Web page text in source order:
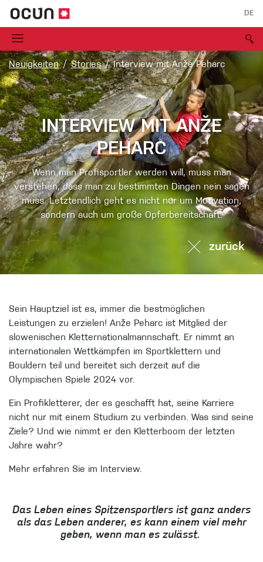
DE
Neuigkeiten Stories Interview mit Anže Peharc
INTERVIEW MIT ANŽE
PEHARC
Wenn man Profisportler werden will, muss man
verstehen, dass man zu bestimmten Dingen nein sagen
muss. Letztendlich geht es nicht nur um Motivation,
sondern auch um große Opferbereitschaft.
zurück
Sein Hauptziel ist es, immer die bestmöglichen
Leistungen zu erzielen! Anže Peharc ist Mitglied der
slowenischen Kletternationalmannschaft. Er nimmt an
internationalen Wettkämpfen im Sportklettern und
Bouldern teil und bereitet sich derzeit auf die
Olympischen Spiele 2024 vor.
Ein Profikletterer, der es geschafft hat, seine Karriere
nicht nur mit einem Studium zu verbinden. Was sind seine
Ziele? Und wie nimmt er den Kletterboom der letzten
Jahre wahr?
Mehr erfahren Sie im Interview.
Das Leben eines Spitzensportlers ist ganz anders
als das Leben anderer, es kann einem viel mehr
geben, wenn man es zulässt.